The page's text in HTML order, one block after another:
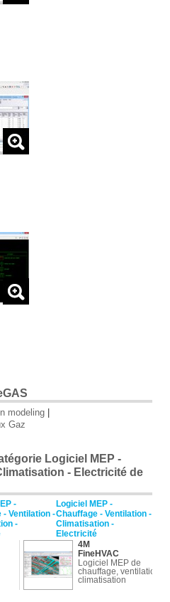
modeling
Gaz
Logiciel MEP -
- Electricité de
-
- Ventilation -
-
Logiciel MEP -
Chauffage - Ventilation -
Climatisation -
Electricité
4M
FineHVAC
Logiciel MEP de
chauffage, ventilation,
climatisation